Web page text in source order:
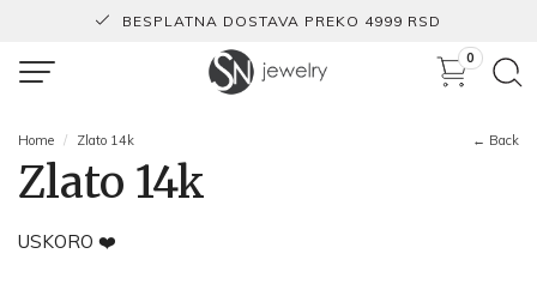
BESPLATNA DOSTAVA PREKO 4999 RSD
0
Home Zlato 14k ← Back
Zlato 14k
USKORO ❤️